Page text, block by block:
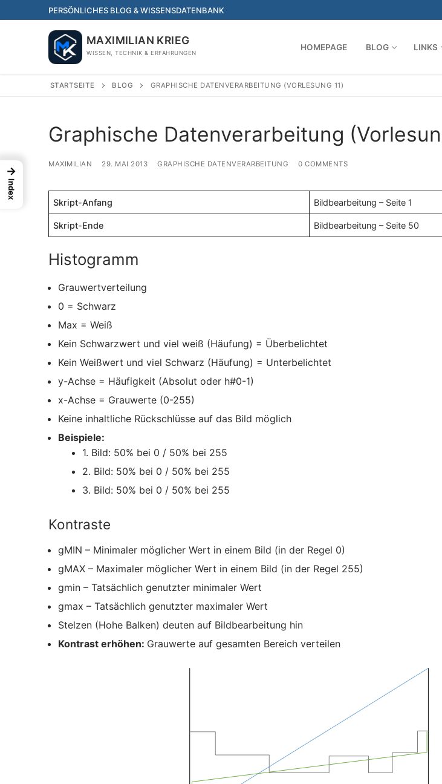
to
PERSÖNLICHES BLOG & WISSENSDATENBANK
MAXIMILIAN KRIEG
WISSEN, TECHNIK & ERFAHRUNGEN
HOMEPAGE BLOG LINKS
STARTSEITE BLOG GRAPHISCHE DATENVERARBEITUNG (VORLESUNG 11)
Graphische Datenverarbeitung
MAXIMILIAN 29. MAI 2013 GRAPHISCHE DATENVERARBEITUNG 0 COMMENTS
Skript-Anfang Bildbearbeitung – Seite 1
Skript-Ende Bildbearbeitung – Seite 50
Histogramm
Grauwertverteilung
0 = Schwarz
Max = Weiß
Kein Schwarzwert und viel weiß (Häufung) = Überbelichtet
Kein Weißwert und viel Schwarz (Häufung) = Unterbelichtet
y-Achse = Häufigkeit (Absolut oder h#0-1)
x-Achse = Grauwerte (0-255)
Keine inhaltliche Rückschlüsse auf das Bild möglich
Beispiele:
1. Bild: 50% bei 0 / 50% bei 255
2. Bild: 50% bei 0 / 50% bei 255
3. Bild: 50% bei 0 / 50% bei 255
Kontraste
gMIN – Minimaler möglicher Wert in einem Bild (in der Regel 0)
gMAX – Maximaler möglicher Wert in einem Bild (in der Regel 255)
gmin – Tatsächlich genutzter minimaler Wert
gmax – Tatsächlich genutzter maximaler Wert
Stelzen (Hohe Balken) deuten auf Bildbearbeitung hin
Kontrast erhöhen: Grauwerte auf gesamten Bereich verteilen
→
Index